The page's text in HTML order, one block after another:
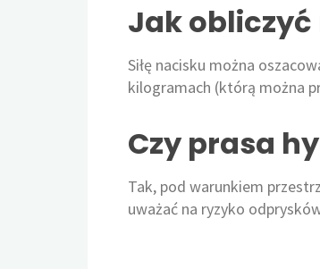
Jak
Siłę nacisku można
kilogramach (którą można
Czy prasa
Tak, pod warunkiem
uważać na ryzyko